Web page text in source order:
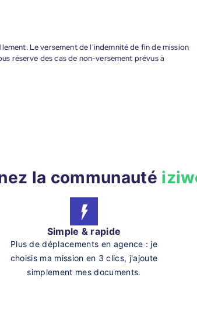
Le versement de l'indemnité de fin de mission
réserve des cas de non-versement prévus à
la communauté
Simple & rapide
Plus de déplacements en agence : je
choisis ma mission en 3 clics, j'ajoute
simplement mes documents.